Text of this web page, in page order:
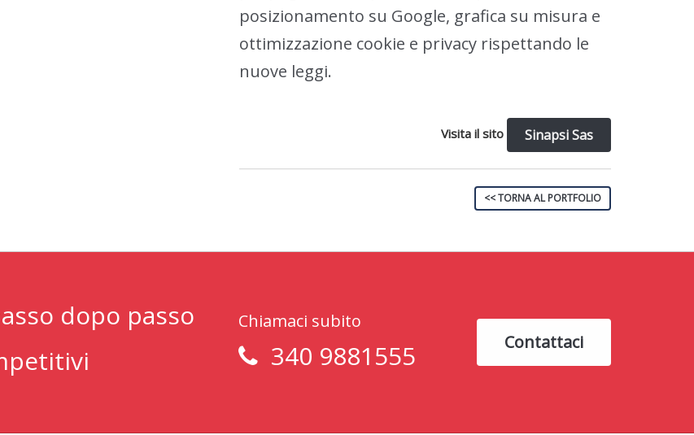
posizionamento su Google, grafica su misura e
ottimizzazione cookie e privacy rispettando le
nuove leggi.
Visita il sito Sinapsi Sas
<< TORNA AL PORTFOLIO
dopo passo
Chiamaci subito
340 9881555 Contattaci